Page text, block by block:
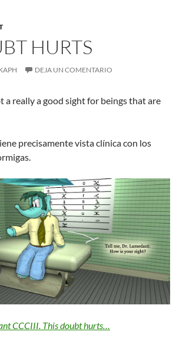
HURTS
DEJA UN COMENTARIO
a really a good sight for beings that are
precisamente vista clínica con los
CCCIII. This doubt hurts…